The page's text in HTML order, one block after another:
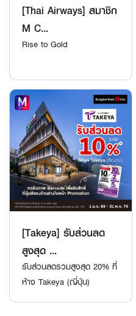
[Thai Airways] สมาชิก
M C...
Rise to Gold
[Takeya] รับส่วนลด
สูงสุด ...
รับส่วนลดรวมสูงสุด 20% ที่
ห้าง Takeya (ญี่ปุ่น)